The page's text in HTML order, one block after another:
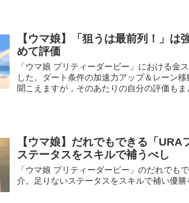
【ウマ娘】「狙うは最前列！」
めて評価
「ウマ娘 プリティーダービー」における金
した。ダート条件の加速力アップ＆レーン
聞こえますが，そのあたりの自分の評価も
【ウマ娘】だれでもできる「URA
ステータスをスキルで補うべし
「ウマ娘 プリティーダービー」のだれでも
介。足りないステータスをスキルで補い優勝